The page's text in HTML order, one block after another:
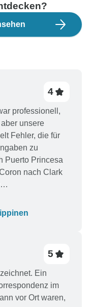
4
professionell,
unsere
Fehler, die für
zu
Puerto Princesa
nach Clark
nicht mit der
meine
Ankunft in El
dass
es bereits
5
Ein
im
vor Ort waren,